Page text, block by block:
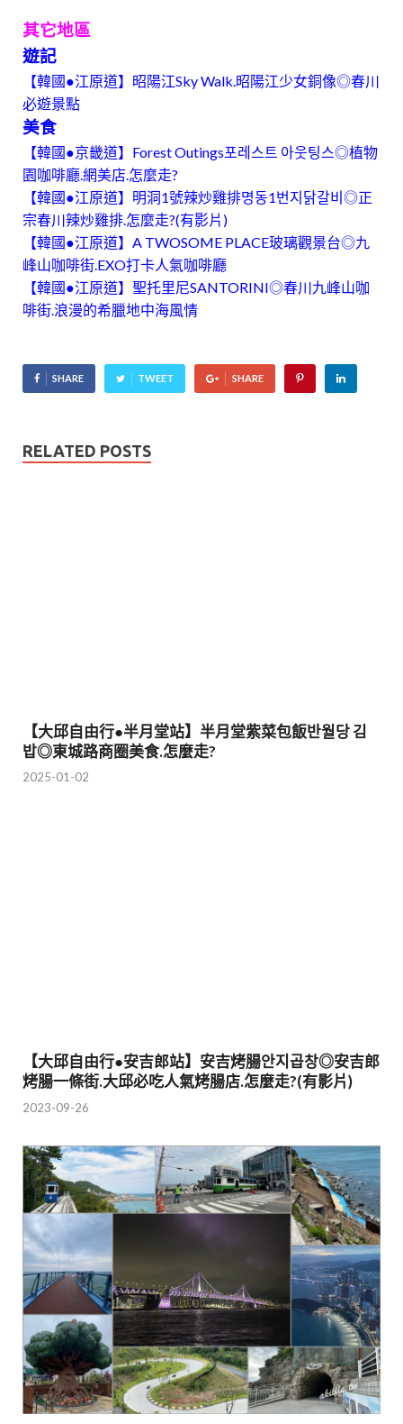
其它地區
遊記
【韓國●江原道】昭陽江Sky Walk.昭陽江少女銅像◎春川
必遊景點
美食
【韓國●京畿道】Forest Outings포레스트 아웃팅스◎植物
園咖啡廳.網美店.怎麼走?
【韓國●江原道】明洞1號辣炒雞排명동1번지닭갈비◎正
宗春川辣炒雞排.怎麼走?(有影片)
【韓國●江原道】A TWOSOME PLACE玻璃觀景台◎九
峰山咖啡街.EXO打卡人氣咖啡廳
【韓國●江原道】聖托里尼SANTORINI◎春川九峰山咖
啡街.浪漫的希臘地中海風情
SHARE TWEET SHARE
RELATED POSTS
【大邱自由行●半月堂站】半月堂紫菜包飯반월당 김
밥◎東城路商圈美食.怎麼走?
2025-01-02
【大邱自由行●安吉郎站】安吉烤腸안지곱창◎安吉郎
烤腸一條街.大邱必吃人氣烤腸店.怎麼走?(有影片)
2023-09-26